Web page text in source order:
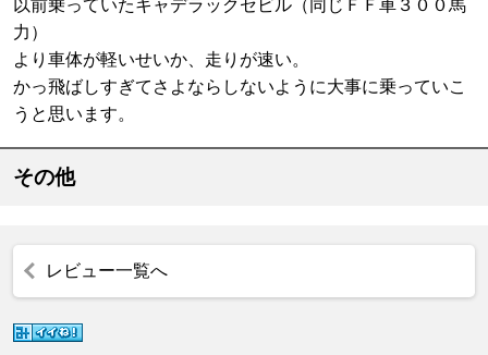
以前乗っていたキャデラックセビル（同じＦＦ車３００馬
力）
より車体が軽いせいか、走りが速い。
かっ飛ばしすぎてさよならしないように大事に乗っていこ
うと思います。
その他
レビュー一覧へ